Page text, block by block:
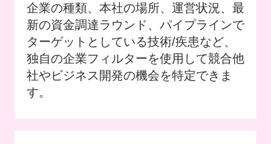
企業の種類、本社の場所、運営状況、最
新の資金調達ラウンド、パイプラインで
ターゲットとしている技術/疾患など、
独自の企業フィルターを使用して競合他
社やビジネス開発の機会を特定できま
す。